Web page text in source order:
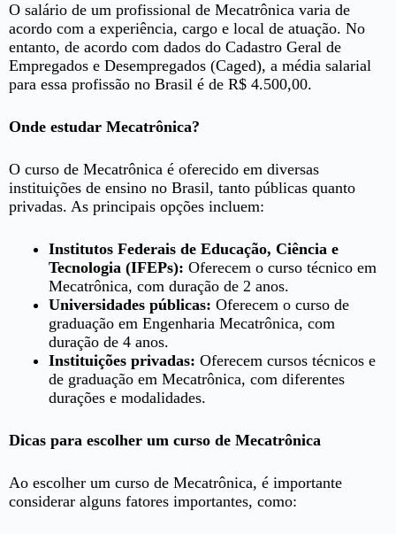
O salário de um profissional de Mecatrônica varia de
acordo com a experiência, cargo e local de atuação. No
entanto, de acordo com dados do Cadastro Geral de
Empregados e Desempregados (Caged), a média salarial
para essa profissão no Brasil é de R$ 4.500,00.
Onde estudar Mecatrônica?
O curso de Mecatrônica é oferecido em diversas
instituições de ensino no Brasil, tanto públicas quanto
privadas. As principais opções incluem:
Institutos Federais de Educação, Ciência e
Tecnologia (IFEPs): Oferecem o curso técnico em
Mecatrônica, com duração de 2 anos.
Universidades públicas: Oferecem o curso de
graduação em Engenharia Mecatrônica, com
duração de 4 anos.
Instituições privadas: Oferecem cursos técnicos e
de graduação em Mecatrônica, com diferentes
durações e modalidades.
Dicas para escolher um curso de Mecatrônica
Ao escolher um curso de Mecatrônica, é importante
considerar alguns fatores importantes, como: